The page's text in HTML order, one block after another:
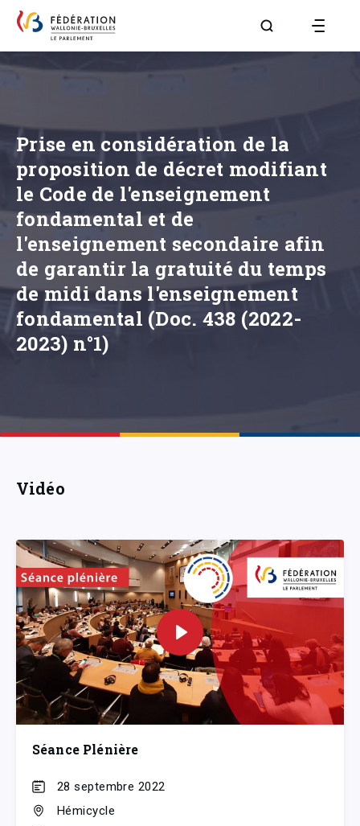
Aller à la page
Prise en considération de la
proposition de décret modifiant
le Code de l'enseignement
fondamental et de
l'enseignement secondaire afin
de garantir la gratuité du temps
de midi dans l'enseignement
fondamental (Doc. 438 (2022-
2023) n°1)
Vidéo
Séance Plénière
28 septembre 2022
Hémicycle